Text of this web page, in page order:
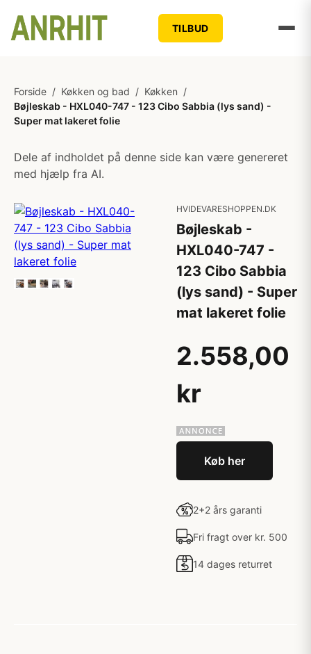
TILBUD
Forside / Køkken og bad / Køkken /
Bøjleskab - HXL040-747 - 123 Cibo Sabbia (lys sand) -
Super mat lakeret folie
Dele af indholdet på denne side kan være genereret
med hjælp fra AI.
HVIDEVARESHOPPEN.DK
Bøjleskab -
HXL040-747 -
123 Cibo Sabbia
(lys sand) - Super
mat lakeret folie
2.558,00
kr
Køb her
2+2 års garanti
Fri fragt over kr. 500
14 dages returret